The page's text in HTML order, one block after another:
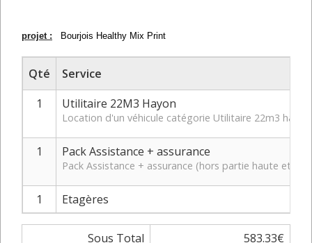
projet : Bourjois Healthy Mix Print
Qté
Service
1
Utilitaire 22M3 Hayon
Location d'un véhicule catégorie Utilitaire 22m3
1 Pack Assistance + assurance
Pack Assistance + assurance (hors partie haute et
1 Etagères
Sous Total
583.33€